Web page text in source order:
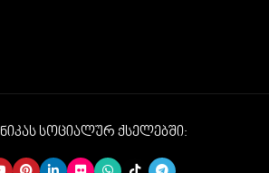
სოციალურ ქსელებში: